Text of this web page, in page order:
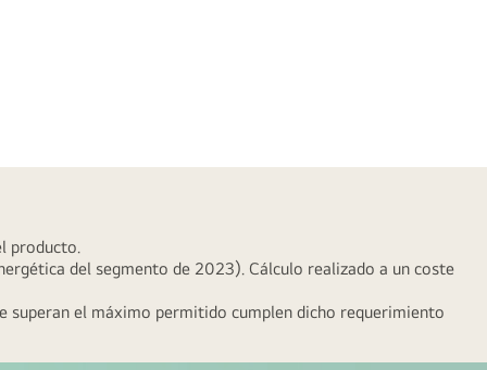
producto.
del segmento de 2023). Cálculo realizado a un coste
superan el máximo permitido cumplen dicho requerimiento